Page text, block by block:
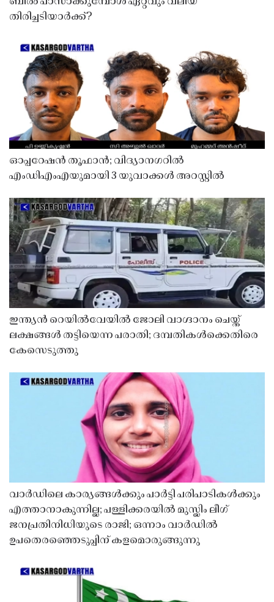
തിരിച്ചടിയാർക്ക്?
ഓപ്പറേഷൻ തൂഫാൻ; വിദ്യാനഗറിൽ
എംഡിഎംഎയുമായി 3 യുവാക്കൾ അറസ്റ്റിൽ
ഇന്ത്യൻ റെയിൽവേയിൽ ജോലി വാഗ്ദാനം ചെയ്ത്
ലക്ഷങ്ങൾ തട്ടിയെന്ന പരാതി; ദമ്പതികൾക്കെതിരെ
കേസെടുത്തു
വാർഡിലെ കാര്യങ്ങൾക്കും പാർട്ടി പരിപാടികൾക്കും
എത്താനാകുന്നില്ല; പള്ളിക്കരയിൽ മുസ്ലിം ലീഗ്
ജനപ്രതിനിധിയുടെ രാജി; ഒന്നാം വാർഡിൽ
ഉപതെരഞ്ഞെടുപ്പിന് കളമൊരുങ്ങുന്നു